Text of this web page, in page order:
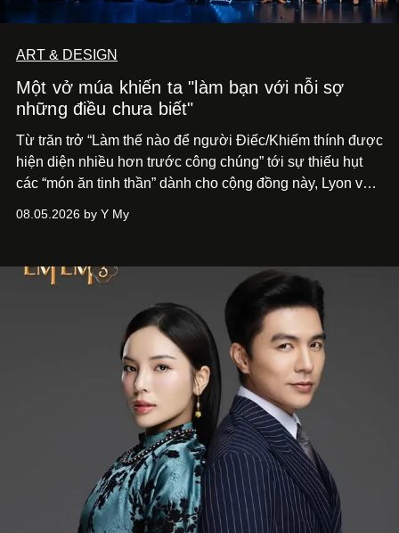
ART & DESIGN
Một vở múa khiến ta "làm bạn với nỗi sợ
những điều chưa biết"
Từ trăn trở “Làm thế nào để người Điếc/Khiếm thính được
hiện diện nhiều hơn trước công chúng” tới sự thiếu hụt
các “món ăn tinh thần” dành cho cộng đồng này, Lyon và
phẩm múa đương đại thành hiện thực, mang tên Lắng
08.05.2026 by Y My